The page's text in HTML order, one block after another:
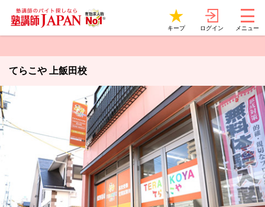
キープ ログイン メニュー
てらこや 上飯田校